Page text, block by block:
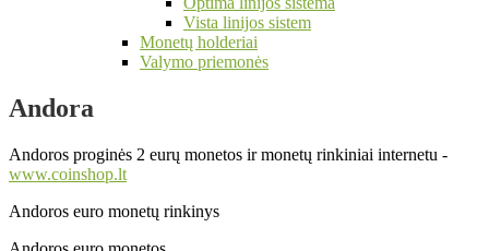
Vista linijos sistem
Monetų holderiai
Valymo priemonės
Andora
Andoros proginės 2 eurų monetos ir monetų rinkiniai internetu -
www.coinshop.lt
Andoros euro monetų rinkinys